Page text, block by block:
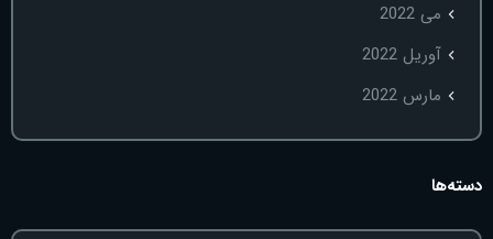
می 2022
آوریل 2022
مارس 2022
دسته‌ها